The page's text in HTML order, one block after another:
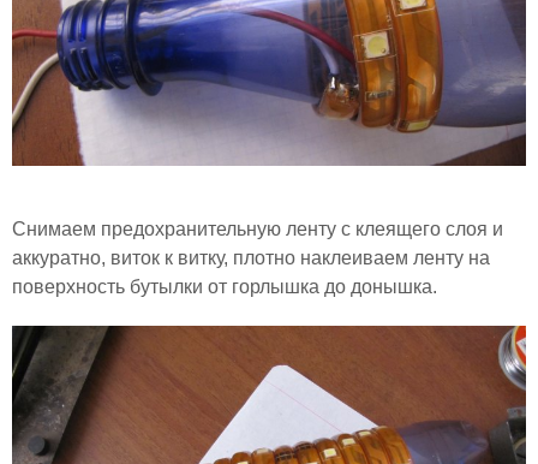
Снимаем предохранительную ленту с клеящего слоя и
аккуратно, виток к витку, плотно наклеиваем ленту на
поверхность бутылки от горлышка до донышка.